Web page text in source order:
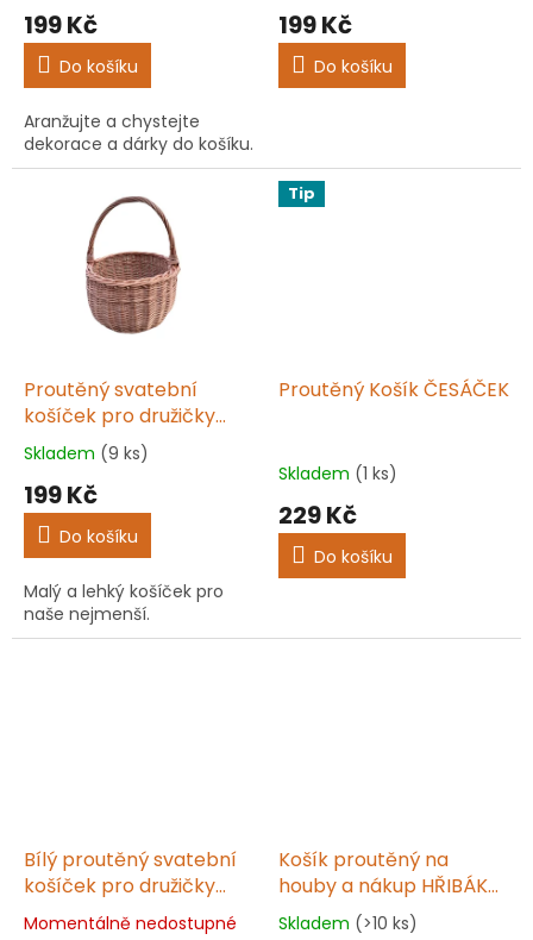
ů hodnocení
produktu
4,7
5
hvězdiček.
199 Kč
Do košíku
Aranžujte a chystejte
dekorace a dárky do košíku.
hodnocení
produktu
5,0
199 Kč
Do košíku
Proutěný svatební
košíček pro družičky
BOLERO I.
Průměrné
hodnocení
produktu
5,0
5
hvězdiček.
Skladem (9 ks)
199 Kč
Do košíku
Malý a lehký košíček pro
naše nejmenší.
Tip
Proutěný Košík ČESÁČEK
Skladem (1 ks)
229 Kč
Do košíku
Bílý proutěný svatební
košíček pro družičky
BOLERO
Průměrné
Momentálně nedostupné
Košík proutěný na
houby a nákup HŘIBÁK
IV.
Průměrné
Skladem (>10 ks)